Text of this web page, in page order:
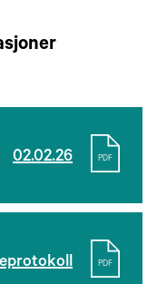
02.02.26 PDF
PDF